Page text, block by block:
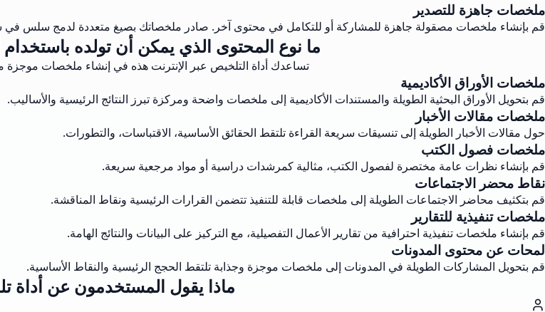
ملخصات جاهزة للتصدير
قم بإنشاء ملخصات مصقولة جاهزة للمشاركة أو للتكامل في محتوى آخر. صادر ملخصاتك بصيغ متعددة لدمج سلس في
ما نوع المحتوى الذي يمكن أن تولده باستخدام
تساعدك أداة التلخيص عبر الإنترنت هذه في إنشاء ملخصات
ملخصات الأوراق الأكاديمية
قم بتحويل الأوراق البحثية الطويلة والمستندات الأكاديمية إلى ملخصات واضحة ومركزة تبرز النتائج الرئيسية والأساليب.
ملخصات مقالات الأخبار
حول مقالات الأخبار الطويلة إلى تنسيقات سريعة القراءة تلتقط الحقائق الأساسية، الاقتباسات، والتطورات.
ملخصات فصول الكتب
قم بإنشاء نظرات عامة مختصرة لفصول الكتب، مثالية كمرشدات دراسية أو مواد مرجعية سريعة.
نقاط محضر الاجتماعات
قم بتكثيف محاضر الاجتماعات الطويلة إلى ملخصات قابلة للتنفيذ تتضمن القرارات الرئيسية ونقاط المناقشة.
ملخصات تنفيذية للتقارير
قم بإنشاء ملخصات تنفيذية احترافية من تقارير الأعمال التفصيلية، مع التركيز على البيانات والنتائج الهامة.
لمحات عن محتوى المدونات
قم بتحويل المشاركات الطويلة في المدونات إلى ملخصات موجزة وجذابة تلتقط الحجج الرئيسية والنقاط الأساسية.
ماذا يقول المستخدمون عن